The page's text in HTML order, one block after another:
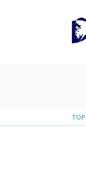
TOP